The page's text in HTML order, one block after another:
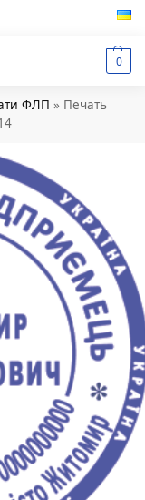
0
ФЛП » Печать